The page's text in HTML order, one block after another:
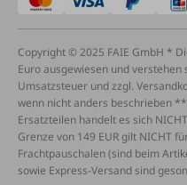
Copyright © 2025 FAIE GmbH *
Euro ausgewiesen und
Umsatzsteuer und zzgl.
wenn nicht anders beschrieben
Ersatzteilen handelt es sich
Grenze von 149 EUR gilt NICHT
Frachtpauschalen (sind beim
sowie Express-Versand sind